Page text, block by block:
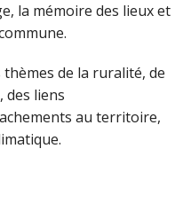
la mémoire des lieux et
de la ruralité, de
des liens
au territoire,